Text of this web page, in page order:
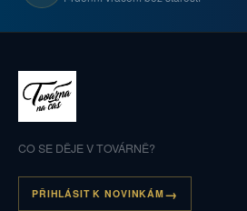
CO SE DĚJE V TOVÁRNĚ?
PŘIHLÁSIT K NOVINKÁM